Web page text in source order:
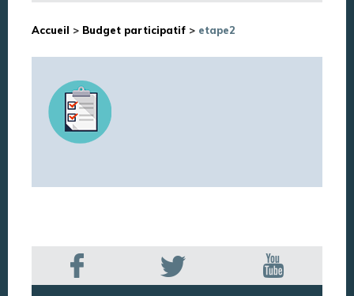
Accueil > Budget participatif > etape2